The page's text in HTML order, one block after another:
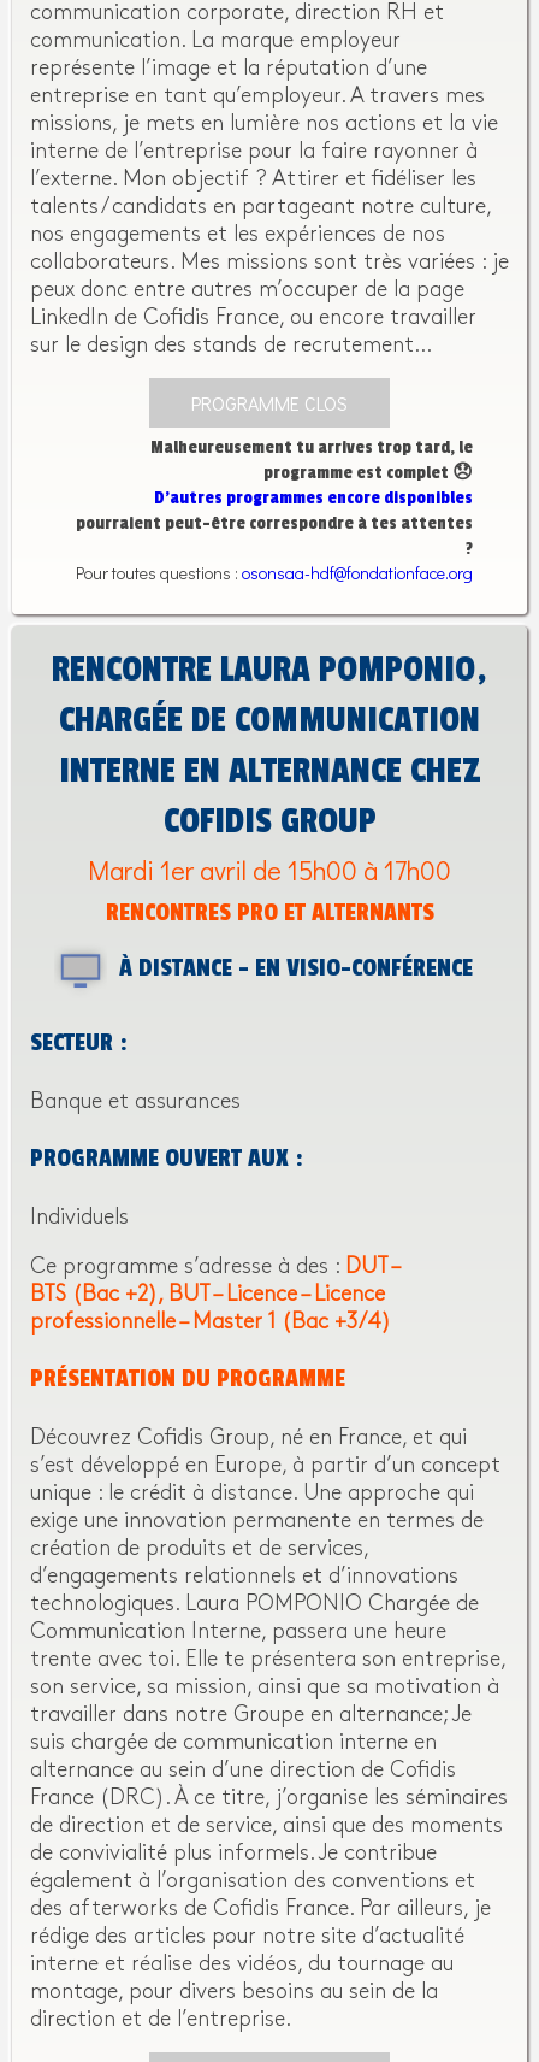
communication corporate, direction RH et
communication. La marque employeur
représente l’image et la réputation d’une
entreprise en tant qu’employeur. A travers mes
missions, je mets en lumière nos actions et la vie
interne de l’entreprise pour la faire rayonner à
l’externe. Mon objectif ? Attirer et fidéliser les
talents / candidats en partageant notre culture,
nos engagements et les expériences de nos
collaborateurs. Mes missions sont très variées : je
peux donc entre autres m’occuper de la page
LinkedIn de Cofidis France, ou encore travailler
sur le design des stands de recrutement…
PROGRAMME CLOS
Malheureusement tu arrives trop tard, le
programme est complet 😞
D’autres programmes encore disponibles
pourraient peut-être correspondre à tes attentes
?
Pour toutes questions : osonsaa-hdf@fondationface.org
RENCONTRE LAURA POMPONIO,
CHARGÉE DE COMMUNICATION
INTERNE EN ALTERNANCE CHEZ
COFIDIS GROUP
Mardi 1er avril de 15h00 à 17h00
RENCONTRES PRO ET ALTERNANTS
À DISTANCE - EN VISIO-CONFÉRENCE
SECTEUR :
Banque et assurances
PROGRAMME OUVERT AUX :
Individuels
Ce programme s’adresse à des : DUT –
BTS (Bac +2)
BUT – Licence – Licence
professionnelle – Master 1 (Bac +3/4)
PRÉSENTATION DU PROGRAMME
Découvrez Cofidis Group, né en France, et qui
s’est développé en Europe, à partir d’un concept
unique : le crédit à distance. Une approche qui
exige une innovation permanente en termes de
création de produits et de services,
d’engagements relationnels et d’innovations
technologiques. Laura POMPONIO Chargée de
Communication Interne, passera une heure
trente avec toi. Elle te présentera son entreprise,
son service, sa mission, ainsi que sa motivation à
travailler dans notre Groupe en alternance; Je
suis chargée de communication interne en
alternance au sein d’une direction de Cofidis
France (DRC). À ce titre, j’organise les séminaires
de direction et de service, ainsi que des moments
de convivialité plus informels. Je contribue
également à l’organisation des conventions et
des afterworks de Cofidis France. Par ailleurs, je
rédige des articles pour notre site d’actualité
interne et réalise des vidéos, du tournage au
montage, pour divers besoins au sein de la
direction et de l’entreprise.